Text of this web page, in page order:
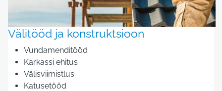
Välitööd ja konstruktsioon
Vundamenditööd
Karkassi ehitus
Välisviimistlus
Katusetööd